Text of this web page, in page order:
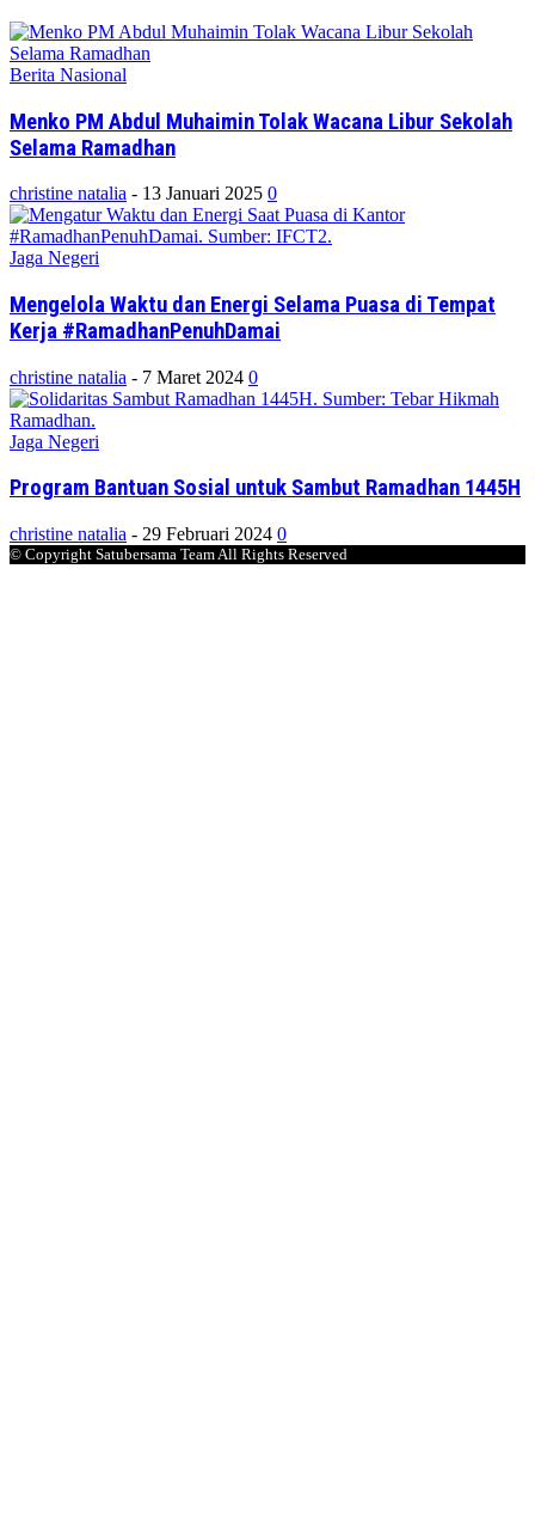
Berita Nasional
Menko PM Abdul Muhaimin Tolak Wacana Libur Sekolah
Selama Ramadhan
christine natalia - 13 Januari 2025 0
Jaga Negeri
Mengelola Waktu dan Energi Selama Puasa di Tempat
Kerja #RamadhanPenuhDamai
christine natalia - 7 Maret 2024 0
Jaga Negeri
Program Bantuan Sosial untuk Sambut Ramadhan 1445H
christine natalia - 29 Februari 2024 0
© Copyright Satubersama Team All Rights Reserved